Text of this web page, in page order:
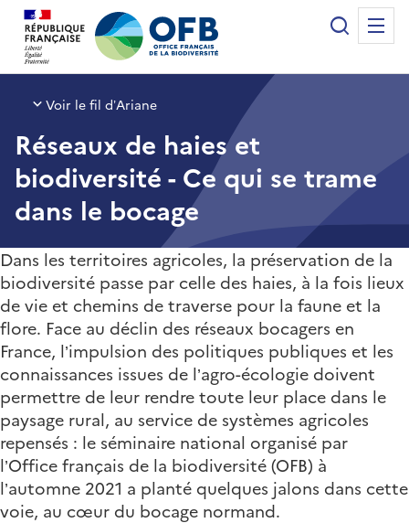
Office français de la biodiversité
Recherche
Voir le fil d’Ariane
Réseaux de haies et
biodiversité - Ce qui se trame
dans le bocage
Dans les territoires agricoles, la préservation de la
biodiversité passe par celle des haies, à la fois lieux
de vie et chemins de traverse pour la faune et la
flore. Face au déclin des réseaux bocagers en
France, l’impulsion des politiques publiques et les
connaissances issues de l’agro-écologie doivent
permettre de leur rendre toute leur place dans le
paysage rural, au service de systèmes agricoles
repensés : le séminaire national organisé par
l’Office français de la biodiversité (OFB) à
l’automne 2021 a planté quelques jalons dans cette
voie, au cœur du bocage normand.
Panneau de gestion des cookies